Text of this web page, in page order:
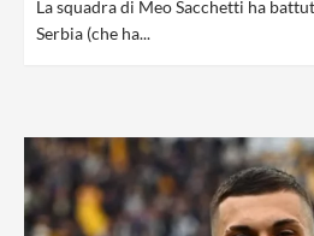
La squadra di Meo Sacchetti ha
Serbia (che ha...